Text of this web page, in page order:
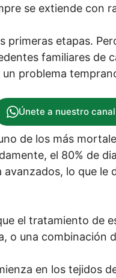
se extiende con
primeras etapas.
familiares de
problema
Únete a nuestro
de los más
el 80% de
lo que le
el tratamiento de
o una combinación
en los tejidos